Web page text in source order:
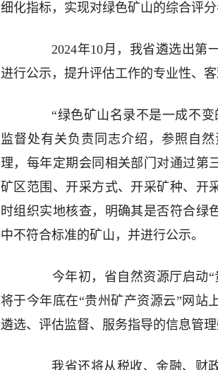
细化指标，实现对绿色矿山的综合评分
2024年10月，我省遴选出第
进行公示，提升评估工作的专业性、客
“绿色矿山名录不是一成不变
监督处有关负责同志介绍，参照自
理，每年定期会同相关部门对通过第
矿区范围、开采方式、开采矿种、开
时组织实地核查，明确其是否符合绿
中不符合标准的矿山，并进行公示。
今年初，省自然资源厅启动“
将于今年底在“贵州矿产资源云”网站
遴选、评估监督、服务指导的信息管理
我省还将从税收、金融、财政